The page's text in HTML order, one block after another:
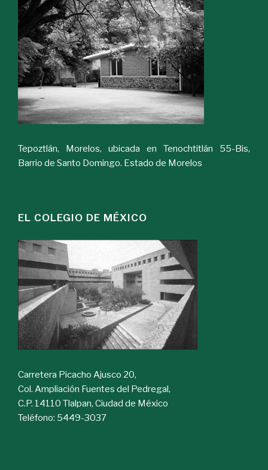
Tepoztlán, Morelos, ubicada en Tenochtitlán 55-Bis,
Barrio de Santo Domingo. Estado de Morelos
EL COLEGIO DE MÉXICO
Carretera Picacho Ajusco 20,
Col. Ampliación Fuentes del Pedregal,
C.P. 14110 Tlalpan, Ciudad de México
Teléfono: 5449-3037